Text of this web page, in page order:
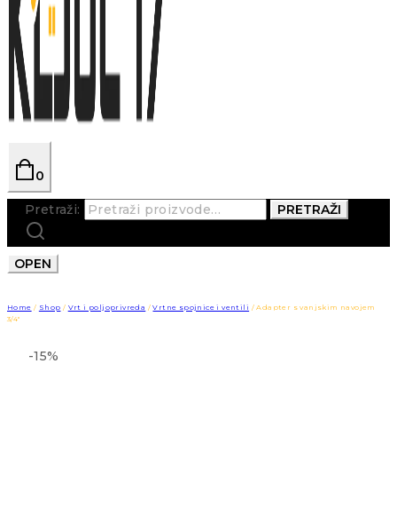
0
Pretraži: PRETRAŽI
OPEN
Home / Shop / Vrt i poljoprivreda / Vrtne spojnice i ventili / Adapter s vanjskim navojem
3/4″
-15%